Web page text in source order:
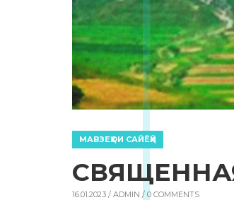
МАВЗЕҲОИ САЙЁҲӢ
16.01.2023 / ADMIN / 0 COMMENTS